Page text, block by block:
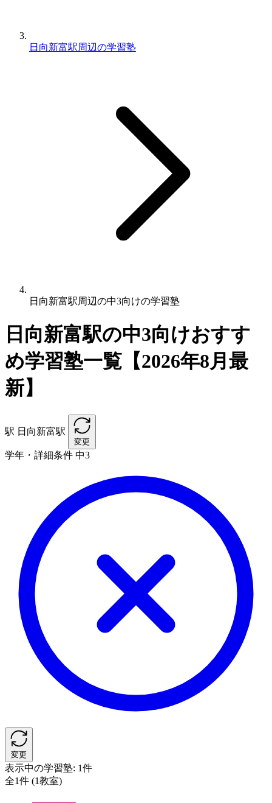
日向新富駅周辺の学習塾
日向新富駅周辺の中3向けの学習塾
日向新富駅の中3向けおすす
め学習塾一覧【2026年8月最
新】
駅 日向新富駅
変更
学年・詳細条件 中3
変更
表示中の学習塾: 1件
全1件 (1教室)